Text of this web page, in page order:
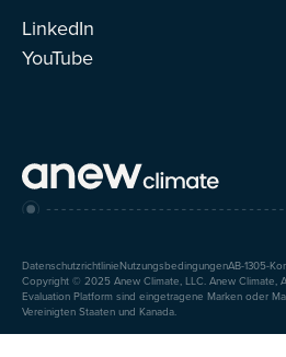
LinkedIn
YouTube
Copyright © 2025 Anew Climate, LLC. Anew Climate,
Evaluation Platform sind eingetragene Marken oder
Vereinigten Staaten und Kanada.
DatenschutzrichtlinieNutzungsbedingungenAB-1305-